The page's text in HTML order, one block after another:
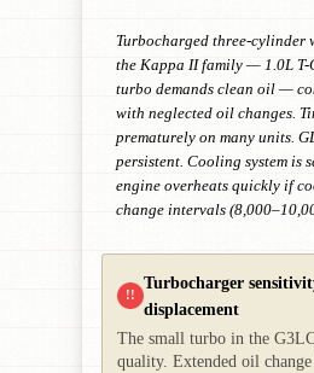
Turbocharged three-
the Kappa II family — 1.0L T-
turbo demands clean oil —
with neglected oil changes.
prematurely on many units.
persistent. Cooling system is
engine overheats quickly if
change intervals
!!
Turbocharger
displacement
The small turbo in the
quality. Extended oil